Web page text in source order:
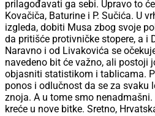
prilagođavati ga sebi. Upravo to
Kovačiča, Baturine i P. Sučića. U
izgleda, dobiti Musa zbog svoje
da pritišće protivničke stopere, a i
Naravno i od Livakovića se
navedeno bit će važno, ali postoji
objasniti statistikom i tablicama.
ponos i odlučnost da se za svaku
znoja. A u tome smo
kreće u nove bitke. Sretno,